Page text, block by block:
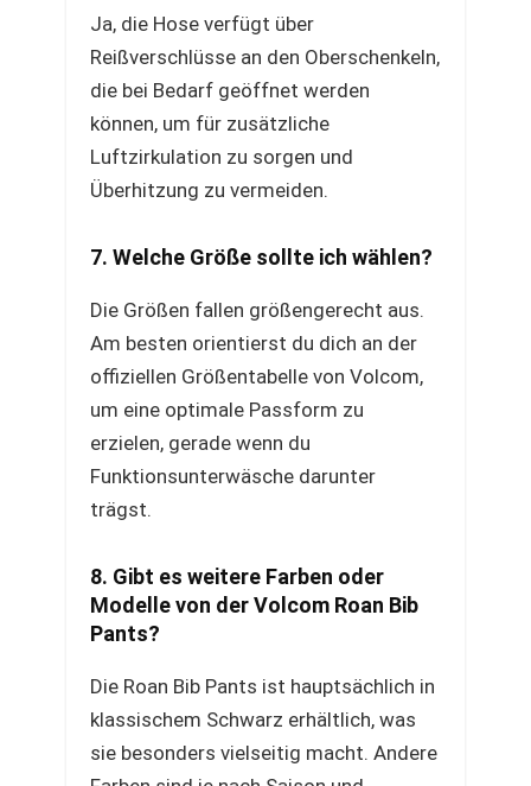
Ja, die Hose verfügt über
Reißverschlüsse an den Oberschenkeln,
die bei Bedarf geöffnet werden
können, um für zusätzliche
Luftzirkulation zu sorgen und
Überhitzung zu vermeiden.
7. Welche Größe sollte ich wählen?
Die Größen fallen größengerecht aus.
Am besten orientierst du dich an der
offiziellen Größentabelle von Volcom,
um eine optimale Passform zu
erzielen, gerade wenn du
Funktionsunterwäsche darunter
trägst.
8. Gibt es weitere Farben oder
Modelle von der Volcom Roan Bib
Pants?
Die Roan Bib Pants ist hauptsächlich in
klassischem Schwarz erhältlich, was
sie besonders vielseitig macht. Andere